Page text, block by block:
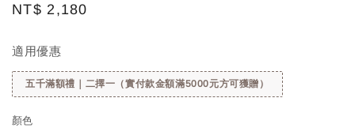
Regular
NT$ 2,180
適用優惠
五千滿額禮｜二擇一（實付款金額滿5000元方可獲贈）
顏色